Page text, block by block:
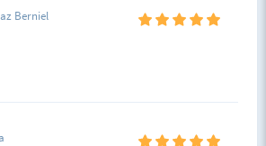
Berniel